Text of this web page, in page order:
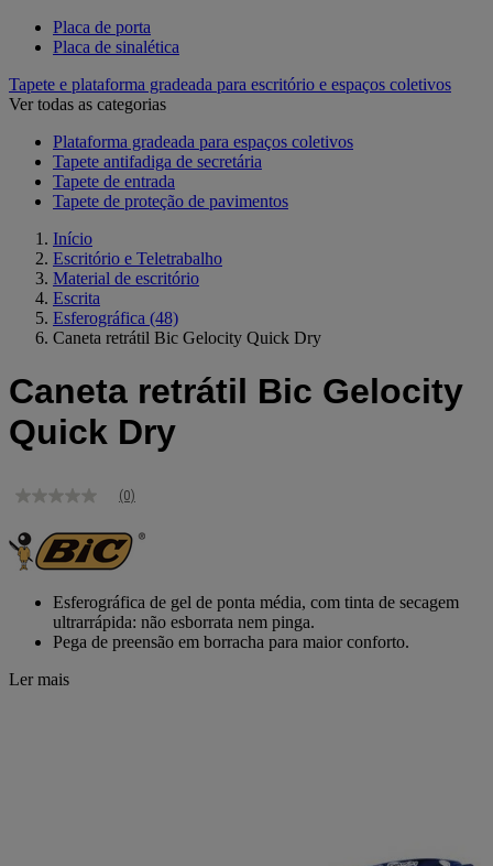
Placa de porta
Placa de sinalética
Tapete e plataforma gradeada para escritório e espaços coletivos
Ver todas as categorias
Plataforma gradeada para espaços coletivos
Tapete antifadiga de secretária
Tapete de entrada
Tapete de proteção de pavimentos
Início
Escritório e Teletrabalho
Material de escritório
Escrita
Esferográfica (48)
Caneta retrátil Bic Gelocity Quick Dry
Caneta retrátil Bic Gelocity
Quick Dry
Sem
de
classificação
Link
mesma
página.
(0)
Esferográfica de gel de ponta média, com tinta de secagem
ultrarrápida: não esborrata nem pinga.
Pega de preensão em borracha para maior conforto.
Ler mais